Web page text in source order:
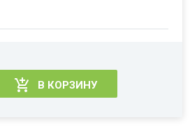
В КОРЗИНУ